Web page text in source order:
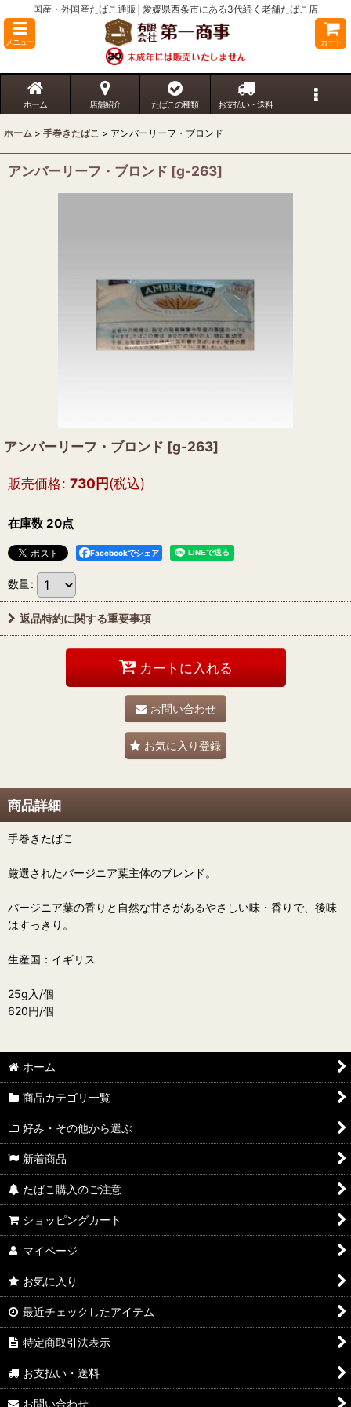
国産・外国産たばこ通販│愛媛県西条市にある3代続く老舗たばこ店
メニュー カート
ホーム 店舗紹介 たばこの種類 お支払い・送料
ホーム > 手巻きたばこ > アンバーリーフ・ブロンド
アンバーリーフ・ブロンド [g-263]
アンバーリーフ・ブロンド [g-263]
販売価格: 730円(税込)
在庫数 20点
Facebookでシェア
数量:
返品特約に関する重要事項
カートに入れる
お問い合わせ
お気に入り登録
商品詳細
手巻きたばこ
厳選されたバージニア葉主体のブレンド。
バージニア葉の香りと自然な甘さがあるやさしい味・香りで、後味
はすっきり。
生産国：イギリス
25g入/個
620円/個
ホーム
商品カテゴリ一覧
好み・その他から選ぶ
新着商品
たばこ購入のご注意
ショッピングカート
マイページ
お気に入り
最近チェックしたアイテム
特定商取引法表示
お支払い・送料
お問い合わせ